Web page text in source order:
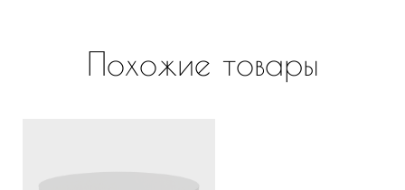
Похожие товары